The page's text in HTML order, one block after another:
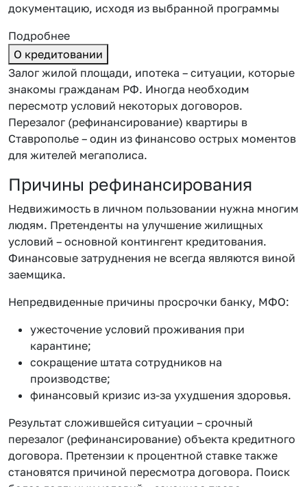
документацию, исходя из выбранной программы
Подробнее
О кредитовании
Залог жилой площади, ипотека – ситуации, которые
знакомы гражданам РФ. Иногда необходим
пересмотр условий некоторых договоров.
Перезалог (рефинансирование) квартиры в
Ставрополье – один из финансово острых моментов
для жителей мегаполиса.
Причины рефинансирования
Недвижимость в личном пользовании нужна многим
людям. Претенденты на улучшение жилищных
условий – основной контингент кредитования.
Финансовые затруднения не всегда являются виной
заемщика.
Непредвиденные причины просрочки банку, МФО:
ужесточение условий проживания при
карантине;
сокращение штата сотрудников на
производстве;
финансовый кризис из-за ухудшения здоровья.
Результат сложившейся ситуации – срочный
перезалог (рефинансирование) объекта кредитного
договора. Претензии к процентной ставке также
становятся причиной пересмотра договора. Поиск